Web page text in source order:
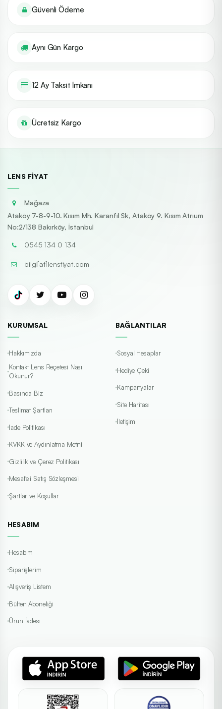
Güvenli Ödeme
Aynı Gün Kargo
12 Ay Taksit İmkanı
Ücretsiz Kargo
LENS FIYAT
Mağaza
Ataköy 7-8-9-10. Kısım Mh. Karanfil Sk, Ataköy 9. Kısım Atrium
No:2/138 Bakırköy, İstanbul
0545 134 0 134
bilgi[at]lensfiyat.com
KURUMSAL
Hakkımızda
Kontakt Lens Reçetesi Nasıl
Okunur?
Basında Biz
Teslimat Şartları
İade Politikası
KVKK ve Aydınlatma Metni
Gizlilik ve Çerez Politikası
Mesafeli Satış Sözleşmesi
Şartlar ve Koşullar
BAĞLANTILAR
Sosyal Hesaplar
Hediye Çeki
Kampanyalar
Site Haritası
İletişim
HESABIM
Hesabım
Siparişlerim
Alışveriş Listem
Bülten Aboneliği
Ürün İadesi